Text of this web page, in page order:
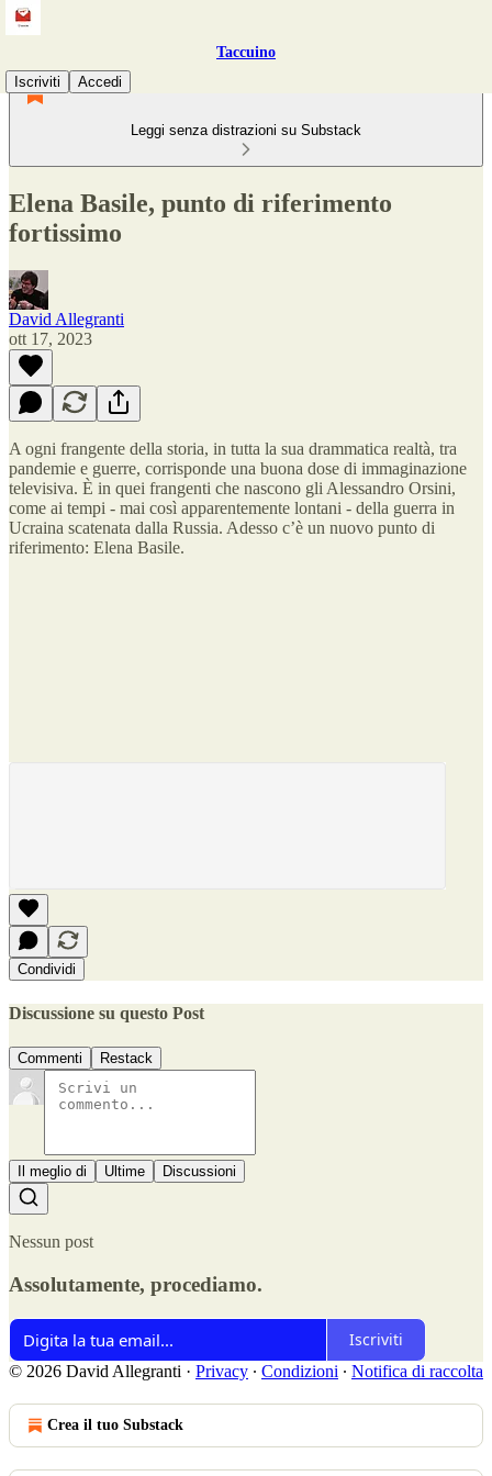
Taccuino
Iscriviti
Accedi
Leggi senza distrazioni su Substack
Elena Basile, punto di riferimento
fortissimo
David Allegranti
ott 17, 2023
A ogni frangente della storia, in tutta la sua drammatica realtà, tra
pandemie e guerre, corrisponde una buona dose di immaginazione
televisiva. È in quei frangenti che nascono gli Alessandro Orsini,
come ai tempi - mai così apparentemente lontani - della guerra in
Ucraina scatenata dalla Russia. Adesso c’è un nuovo punto di
riferimento: Elena Basile.
Condividi
Discussione su questo Post
Commenti Restack
Il meglio di Ultime Discussioni
Nessun post
Assolutamente, procediamo.
Iscriviti
© 2026 David Allegranti · Privacy ∙ Condizioni ∙ Notifica di raccolta
Crea il tuo Substack